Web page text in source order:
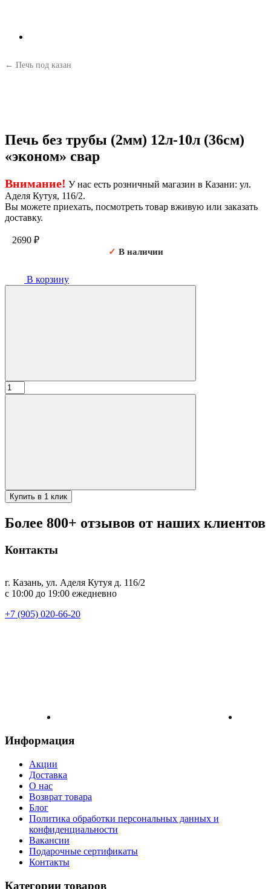
← Печь под казан
Печь без трубы (2мм) 12л-10л (36см)
«эконом» свар
Внимание! У нас есть розничный магазин в Казани: ул.
Аделя Кутуя, 116/2.
Вы можете приехать, посмотреть товар вживую или заказать
доставку.
2690 ₽
✓ В наличии
В корзину
Количество
товара
Купить в 1 клик
Более 800+ отзывов от наших клиентов
Контакты
г. Казань, ул. Аделя Кутуя д. 116/2
с 10:00 до 19:00 ежедневно
+7 (905) 020-66-20
Информация
Акции
Доставка
О нас
Возврат товара
Блог
Политика обработки персональных данных и
конфиденциальности
Вакансии
Подарочные сертификаты
Контакты
Категории товаров